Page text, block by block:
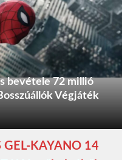
bevétele 72 millió
Végjáték
GEL-KAYANO 14